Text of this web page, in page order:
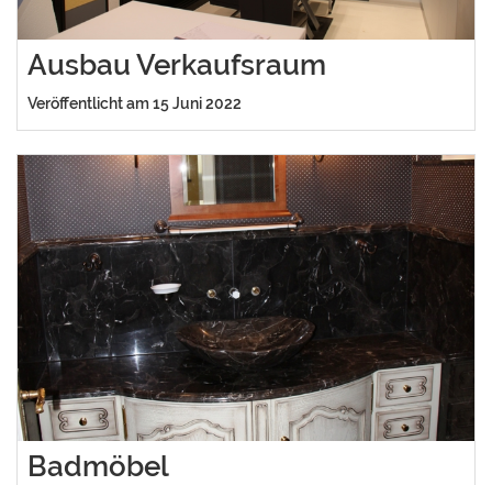
Ausbau Verkaufsraum
Veröffentlicht am 15 Juni 2022
Badmöbel